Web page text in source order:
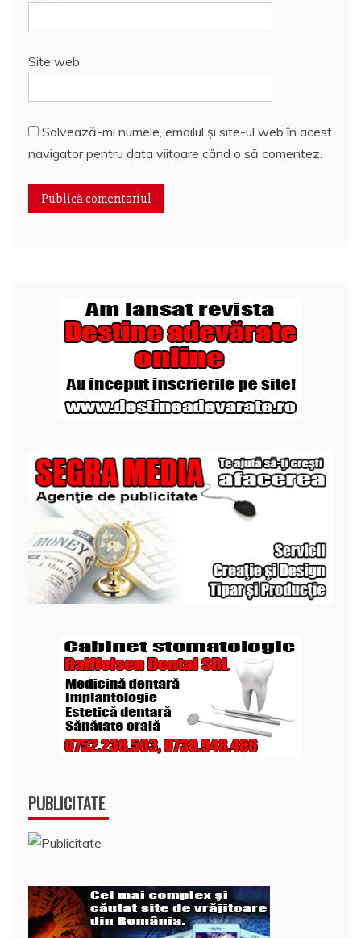
Site web
Salvează-mi numele, emailul și site-ul web în acest
navigator pentru data viitoare când o să comentez.
PUBLICITATE